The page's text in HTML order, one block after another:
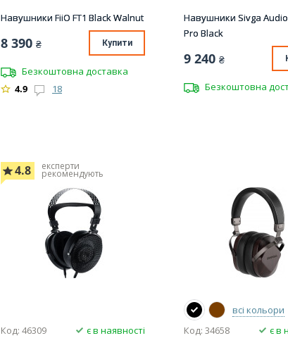
Навушники FiiO FT1 Black Walnut
8 390 ₴ Купити
Безкоштовна доставка
4.9
18
Навушники Sivga Audio
Pro Black
9 240 ₴
Безкоштовна
4.8 експерти
рекомендують
Код: 46309
є в наявності
всі кольори
Код: 34658
є в